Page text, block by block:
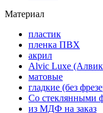
Материал
пластик
пленка ПВХ
акрил
Alvic Luxe
матовые
гладкие (без
Со стеклянными
из МДФ на заказ